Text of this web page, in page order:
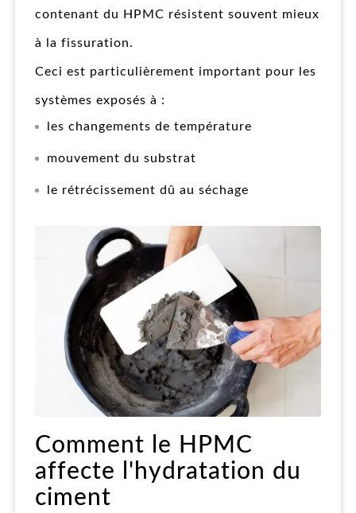
contenant du HPMC résistent souvent mieux
à la fissuration.
Ceci est particulièrement important pour les
systèmes exposés à :
les changements de température
mouvement du substrat
le rétrécissement dû au séchage
Comment le HPMC
affecte l'hydratation du
ciment